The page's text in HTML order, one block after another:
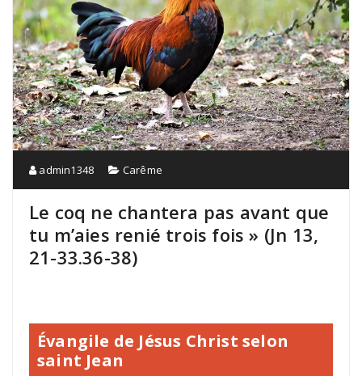
admin1348 Carême
Le coq ne chantera pas avant que
tu m’aies renié trois fois » (Jn 13,
21-33.36-38)
Évangile de Jésus Christ selon
saint Jean